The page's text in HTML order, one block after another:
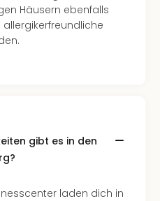
Häusern ebenfalls
gibt es in den
laden dich in